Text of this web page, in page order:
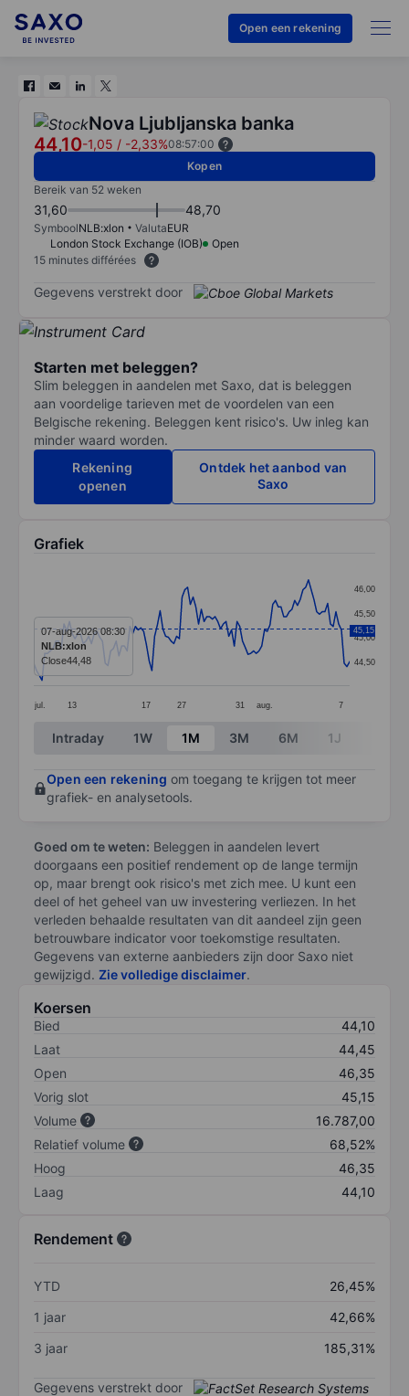
Open een rekening
Nova Ljubljanska banka
44,10-1,05 / -2,33%08:57:00
Kopen
Bereik van 52 weken
31,60 48,70
SymboolNLB:xlon ValutaEUR
London Stock Exchange (IOB)
Open
15 minutes différées
Gegevens verstrekt door
Starten met beleggen?
Slim beleggen in aandelen met Saxo, dat is beleggen
aan voordelige tarieven met de voordelen van een
Belgische rekening. Beleggen kent risico's. Uw inleg kan
minder waard worden.
Rekening
openen
Ontdek het aanbod van
Saxo
Grafiek
Line chart with 116 data points.
The chart has 1 X axis displaying categories.
The chart has 1 Y axis displaying values. Data ranges
jul. 13 17 27 31 aug. 7
44,50
45,00
45,50
46,00
45,15
07-aug-2026 08:30
NLB:xlon
Close44,48
End of interactive chart.
Intraday 1W 1M 3M 6M 1J
Open een rekening om toegang te krijgen tot meer
grafiek- en analysetools.
Goed om te weten: Beleggen in aandelen levert
doorgaans een positief rendement op de lange termijn
op, maar brengt ook risico's met zich mee. U kunt een
deel of het geheel van uw investering verliezen. In het
verleden behaalde resultaten van dit aandeel zijn geen
betrouwbare indicator voor toekomstige resultaten.
Gegevens van externe aanbieders zijn door Saxo niet
gewijzigd. Zie volledige disclaimer.
Koersen
Bied
44,10
Laat
44,45
Open
46,35
Vorig slot
45,15
Volume
16.787,00
Relatief volume
68,52%
Hoog
46,35
Laag
44,10
Rendement
YTD
26,45%
1 jaar
42,66%
3 jaar
185,31%
Gegevens verstrekt door